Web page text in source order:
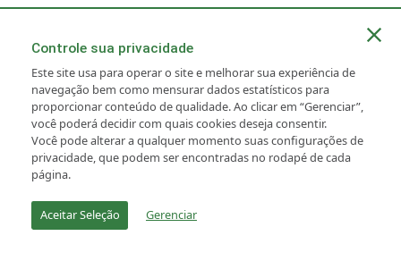
Controle sua privacidade
Este site usa para operar o site e melhorar sua experiência de
navegação bem como mensurar dados estatísticos para
proporcionar conteúdo de qualidade. Ao clicar em “Gerenciar”,
você poderá decidir com quais cookies deseja consentir.
Você pode alterar a qualquer momento suas configurações de
privacidade, que podem ser encontradas no rodapé de cada
página.
Aceitar Seleção Gerenciar